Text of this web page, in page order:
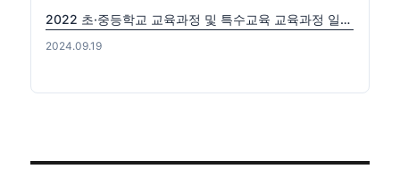
2022 초·중등학교 교육과정 및 특수교육 교육과정 일부개정 고시 (2024-0816) 출처: https://edutown.tistory.com/1594 [초등교육마을2:티스토리]
2024.09.19